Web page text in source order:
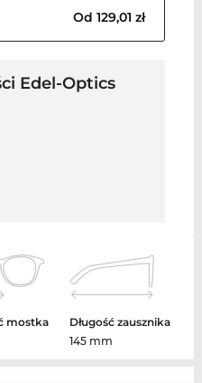
Od 129,01 zł
Edel-Optics
mostka
Długość zausznika
145 mm